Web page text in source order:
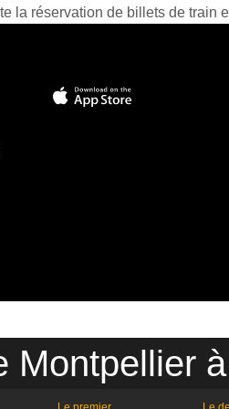
la réservation de billets de train
Montpellier